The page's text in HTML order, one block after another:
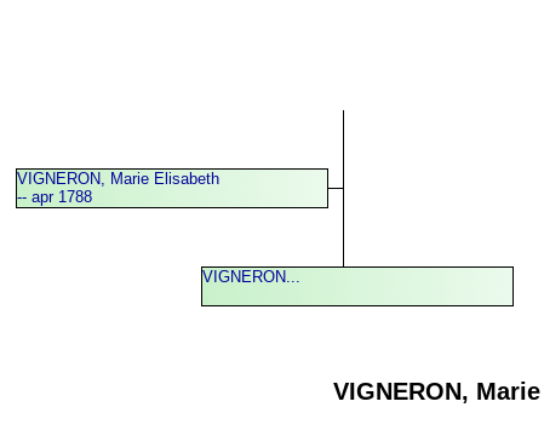
VIGNERON, Marie Elisabeth
-- apr 1788
VIGNERON...
VIGNERON,